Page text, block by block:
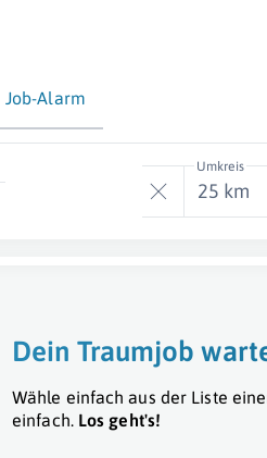
Job-Alarm
Umkreis
25 km
Dein Traumjob
Wähle einfach aus der Liste
einfach. Los geht's!